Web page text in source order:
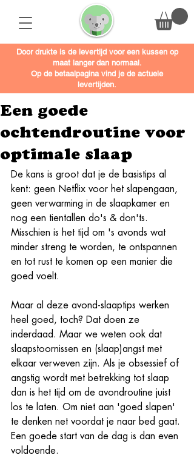
Door drukte is de levertijd voor een kussen op
maat langer dan normaal.
Op de betaalpagina vind je de actuele
levertijden.
Een goede
ochtendroutine voor
optimale slaap
De kans is groot dat je de basistips al
kent: geen Netflix voor het slapengaan,
geen verwarming in de slaapkamer en
nog een tientallen do's & don'ts.
Misschien is het tijd om 's avonds wat
minder streng te worden, te ontspannen
en tot rust te komen op een manier die
goed voelt.
Maar al deze avond-slaaptips werken
heel goed, toch? Dat doen ze
inderdaad. Maar we weten ook dat
slaapstoornissen en (slaap)angst met
elkaar verweven zijn. Als je obsessief of
angstig wordt met betrekking tot slaap
dan is het tijd om de avondroutine juist
los te laten. Om niet aan 'goed slapen'
te denken net voordat je naar bed gaat.
Een goede start van de dag is dan even
voldoende.